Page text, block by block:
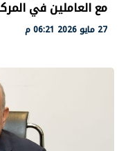
مع العاملين في
27 مايو 2026 06:21 م